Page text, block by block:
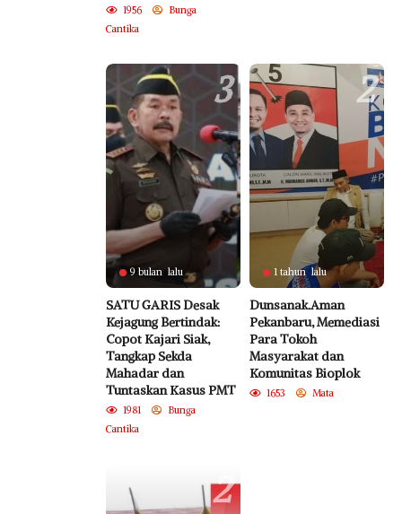
1956
Bunga
Cantika
3
9 bulan lalu
SATU GARIS Desak
Kejagung Bertindak:
Copot Kajari Siak,
Tangkap Sekda
Mahadar dan
Tuntaskan Kasus PMT
1981
Bunga
Cantika
2
1 tahun lalu
Dunsanak.Aman
Pekanbaru, Memediasi
Para Tokoh
Masyarakat dan
Komunitas Bioplok
1653 Mata
2